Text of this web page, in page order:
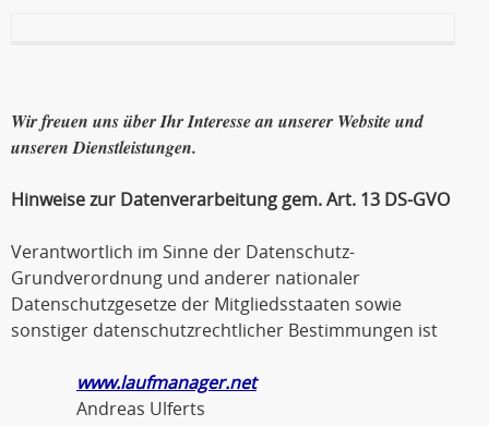
Wir freuen uns über Ihr Interesse an unserer Website und
unseren Dienstleistungen.
Hinweise zur Datenverarbeitung gem. Art. 13 DS-GVO
Verantwortlich im Sinne der Datenschutz-
Grundverordnung und anderer nationaler
Datenschutzgesetze der Mitgliedsstaaten sowie
sonstiger datenschutzrechtlicher Bestimmungen ist
www.laufmanager.net
Andreas Ulferts